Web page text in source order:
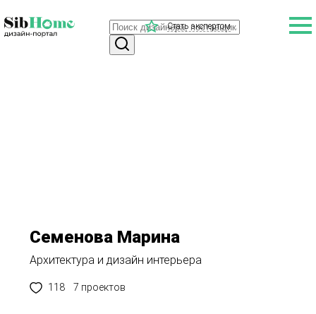
Стать экспертом
Семенова Марина
Архитектура и дизайн интерьера
118 7 проектов